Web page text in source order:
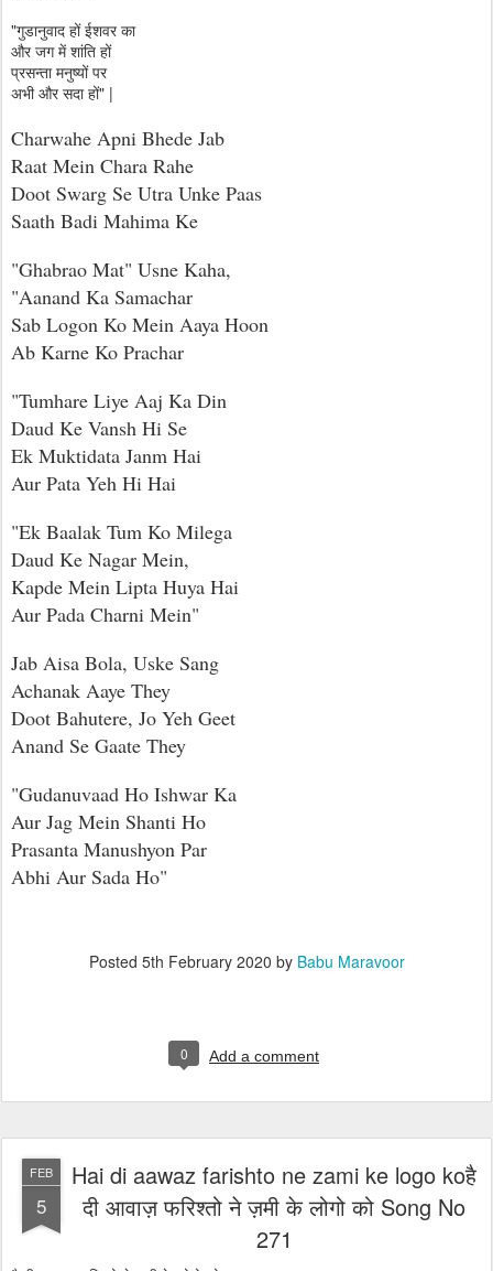
"गुडानुवाद हों ईशवर का
और जग में शांति हों
प्रसन्ता मनुष्यों पर
अभी और सदा हों" |
Charwahe Apni Bhede Jab
Raat Mein Chara Rahe
Doot Swarg Se Utra Unke Paas
Saath Badi Mahima Ke
"Ghabrao Mat" Usne Kaha,
"Aanand Ka Samachar
Sab Logon Ko Mein Aaya Hoon
Ab Karne Ko Prachar
"Tumhare Liye Aaj Ka Din
Daud Ke Vansh Hi Se
Ek Muktidata Janm Hai
Aur Pata Yeh Hi Hai
"Ek Baalak Tum Ko Milega
Daud Ke Nagar Mein,
Kapde Mein Lipta Huya Hai
Aur Pada Charni Mein"
Jab Aisa Bola, Uske Sang
Achanak Aaye They
Doot Bahutere, Jo Yeh Geet
Anand Se Gaate They
"Gudanuvaad Ho Ishwar Ka
Aur Jag Mein Shanti Ho
Prasanta Manushyon Par
Abhi Aur Sada Ho"
Posted 5th February 2020 by Babu Maravoor
0 Add a comment
FEB
5
Hai di aawaz farishto ne zami ke logo koहै
दी आवाज़ फरिश्तो ने ज़मी के लोगो को Song No
271